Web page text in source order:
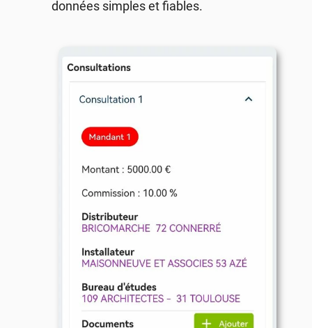
données simples et fiables.